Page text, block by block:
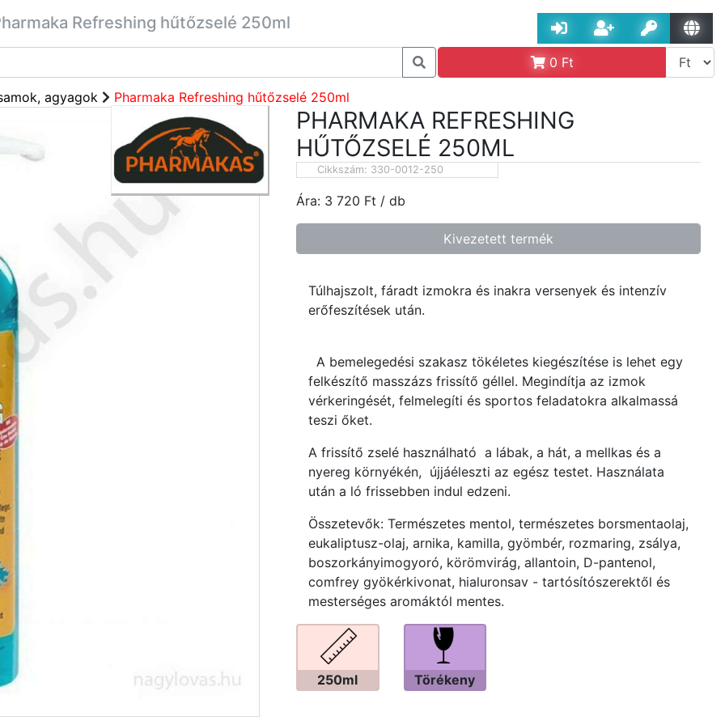
Refreshing hűtőzselé 250ml
0 Ft
agyagok Pharmaka Refreshing hűtőzselé 250ml
PHARMAKA REFRESHING
HŰTŐZSELÉ 250ML
Cikkszám: 330-0012-250
Ára: 3 720 Ft / db
Kivezetett termék
Túlhajszolt, fáradt izmokra és inakra versenyek és intenzív
erőfeszítések után.
A bemelegedési szakasz tökéletes kiegészítése is lehet egy
felkészítő masszázs frissítő géllel. Megindítja az izmok
vérkeringését, felmelegíti és sportos feladatokra alkalmassá
teszi őket.
A frissítő zselé használható a lábak, a hát, a mellkas és a
nyereg környékén, újjáéleszti az egész testet. Használata
után a ló frissebben indul edzeni.
Összetevők: Természetes mentol, természetes borsmentaolaj,
eukaliptusz-olaj, arnika, kamilla, gyömbér, rozmaring, zsálya,
boszorkányimogyoró, körömvirág, allantoin, D-pantenol,
comfrey gyökérkivonat, hialuronsav - tartósítószerektől és
mesterséges aromáktól mentes.
250ml Törékeny